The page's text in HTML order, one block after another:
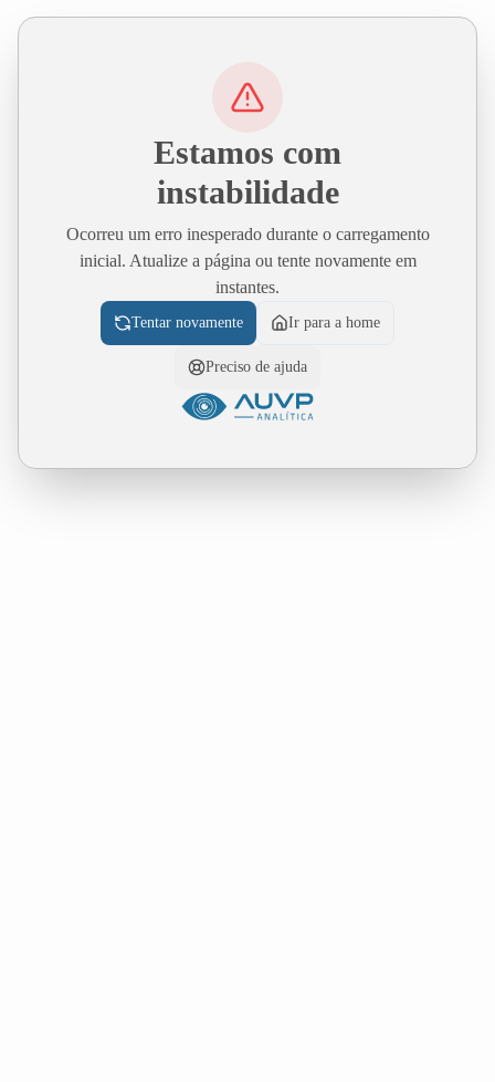
Estamos com
instabilidade
Ocorreu um erro inesperado durante o carregamento
inicial. Atualize a página ou tente novamente em
instantes.
Tentar novamente Ir para a home
Preciso de ajuda